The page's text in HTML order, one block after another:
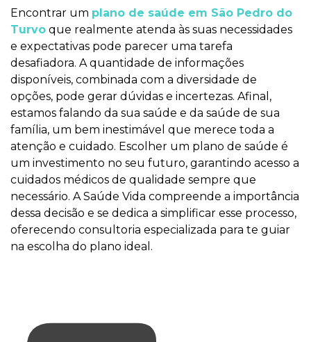
Encontrar um plano de saúde em São Pedro do
Turvo que realmente atenda às suas necessidades
e expectativas pode parecer uma tarefa
desafiadora. A quantidade de informações
disponíveis, combinada com a diversidade de
opções, pode gerar dúvidas e incertezas. Afinal,
estamos falando da sua saúde e da saúde de sua
família, um bem inestimável que merece toda a
atenção e cuidado. Escolher um plano de saúde é
um investimento no seu futuro, garantindo acesso a
cuidados médicos de qualidade sempre que
necessário. A Saúde Vida compreende a importância
dessa decisão e se dedica a simplificar esse processo,
oferecendo consultoria especializada para te guiar
na escolha do plano ideal.